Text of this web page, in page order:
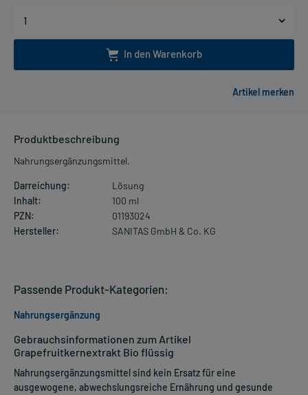
In den Warenkorb
Produktbeschreibung
Nahrungsergänzungsmittel.
Darreichung:
Lösung
Inhalt:
100 ml
PZN:
01193024
Hersteller:
SANITAS GmbH & Co. KG
Gebrauchsinformationen zum Artikel
Grapefruitkernextrakt Bio flüssig
Nahrungsergänzungsmittel sind kein Ersatz für eine
ausgewogene, abwechslungsreiche Ernährung und gesunde
Passende Produkt-Kategorien:
Nahrungsergänzung